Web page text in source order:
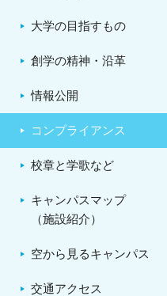
大学の目指すもの
創学の精神・沿革
情報公開
コンプライアンス
校章と学歌など
キャンパスマップ
（施設紹介）
空から見るキャンパス
交通アクセス